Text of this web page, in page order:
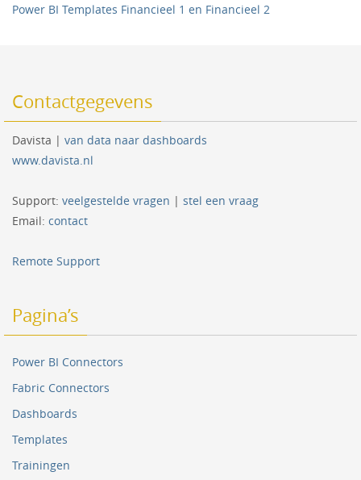
Power BI Templates Financieel 1 en Financieel 2
Contactgegevens
Davista | van data naar dashboards
www.davista.nl
Support: veelgestelde vragen | stel een vraag
Email: contact
Remote Support
Pagina’s
Power BI Connectors
Fabric Connectors
Dashboards
Templates
Trainingen